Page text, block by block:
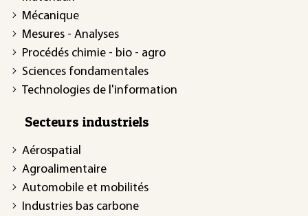
Mécanique
Mesures - Analyses
Procédés chimie - bio - agro
Sciences fondamentales
Technologies de l'information
Secteurs industriels
Aérospatial
Agroalimentaire
Automobile et mobilités
Industries bas carbone